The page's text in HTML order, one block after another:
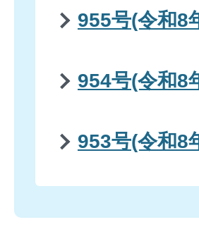
955号(令和8
954号(令和8
953号(令和8